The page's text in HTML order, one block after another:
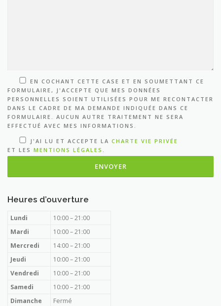
EN COCHANT CETTE CASE ET EN SOUMETTANT CE
FORMULAIRE, J'ACCEPTE QUE MES DONNÉES
PERSONNELLES SOIENT UTILISÉES POUR ME RECONTACTER
DANS LE CADRE DE MA DEMANDE INDIQUÉE DANS CE
FORMULAIRE. AUCUN AUTRE TRAITEMENT NE SERA
EFFECTUÉ AVEC MES INFORMATIONS.
J'AI LU ET ACCEPTE LA CHARTE VIE PRIVÉE
ET LES MENTIONS LÉGALES .
Heures d’ouverture
Lundi
10:00 – 21:00
Mardi
10:00 – 21:00
Mercredi
14:00 – 21:00
Jeudi
10:00 – 21:00
Vendredi
10:00 – 21:00
Samedi
10:00 – 21:00
Dimanche
Fermé